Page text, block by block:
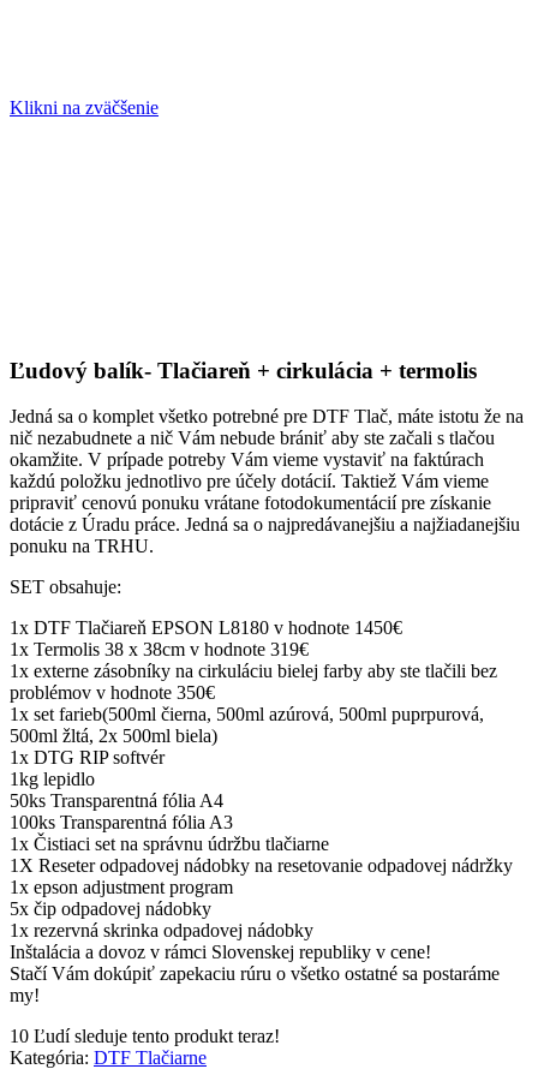
Klikni na zväčšenie
Ľudový balík- Tlačiareň + cirkulácia + termolis
Jedná sa o komplet všetko potrebné pre DTF Tlač, máte istotu že na
nič nezabudnete a nič Vám nebude brániť aby ste začali s tlačou
okamžite. V prípade potreby Vám vieme vystaviť na faktúrach
každú položku jednotlivo pre účely dotácií. Taktiež Vám vieme
pripraviť cenovú ponuku vrátane fotodokumentácií pre získanie
dotácie z Úradu práce. Jedná sa o najpredávanejšiu a najžiadanejšiu
ponuku na TRHU.
SET obsahuje:
1x DTF Tlačiareň EPSON L8180 v hodnote 1450€
1x Termolis 38 x 38cm v hodnote 319€
1x externe zásobníky na cirkuláciu bielej farby aby ste tlačili bez
problémov v hodnote 350€
1x set farieb(500ml čierna, 500ml azúrová, 500ml puprpurová,
500ml žltá, 2x 500ml biela)
1x DTG RIP softvér
1kg lepidlo
50ks Transparentná fólia A4
100ks Transparentná fólia A3
1x Čistiaci set na správnu údržbu tlačiarne
1X Reseter odpadovej nádobky na resetovanie odpadovej nádržky
1x epson adjustment program
5x čip odpadovej nádobky
1x rezervná skrinka odpadovej nádobky
Inštalácia a dovoz v rámci Slovenskej republiky v cene!
Stačí Vám dokúpiť zapekaciu rúru o všetko ostatné sa postaráme
my!
10 Ľudí sleduje tento produkt teraz!
Kategória: DTF Tlačiarne